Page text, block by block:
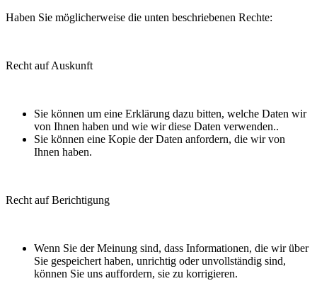
Haben Sie möglicherweise die unten beschriebenen Rechte:
Recht auf Auskunft
Sie können um eine Erklärung dazu bitten, welche Daten wir
von Ihnen haben und wie wir diese Daten verwenden..
Sie können eine Kopie der Daten anfordern, die wir von
Ihnen haben.
Recht auf Berichtigung
Wenn Sie der Meinung sind, dass Informationen, die wir über
Sie gespeichert haben, unrichtig oder unvollständig sind,
können Sie uns auffordern, sie zu korrigieren.